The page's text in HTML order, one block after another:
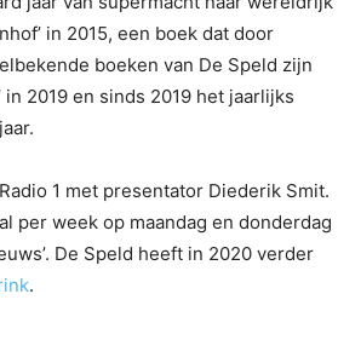
in 2015, een boek dat door
boeken van De Speld zijn
in 2019 en sinds 2019 het jaarlijks
1 met presentator Diederik Smit.
per week op maandag en donderdag
De Speld heeft in 2020 verder
.